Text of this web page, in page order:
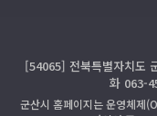
[54065] 전북특별자치도
화 063-
군산시 홈페이지는 운영체제